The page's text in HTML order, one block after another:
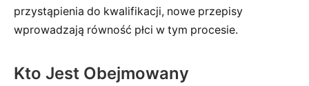
przystąpienia do kwalifikacji, nowe przepisy
wprowadzają równość płci w tym procesie.
Kto Jest Obejmowany